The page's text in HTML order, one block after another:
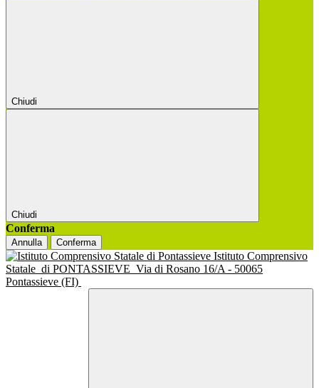
Chiudi
Chiudi
Conferma
Annulla Conferma
Istituto Comprensivo
Statale di PONTASSIEVE Via di Rosano 16/A - 50065
Pontassieve (FI)